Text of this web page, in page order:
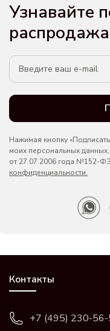
Узнавайте
Нажимая кнопку
моих персональных
от 27.07.2006 года №152-
конфиденциальности.
Контакты
+7 (495) 230-56-